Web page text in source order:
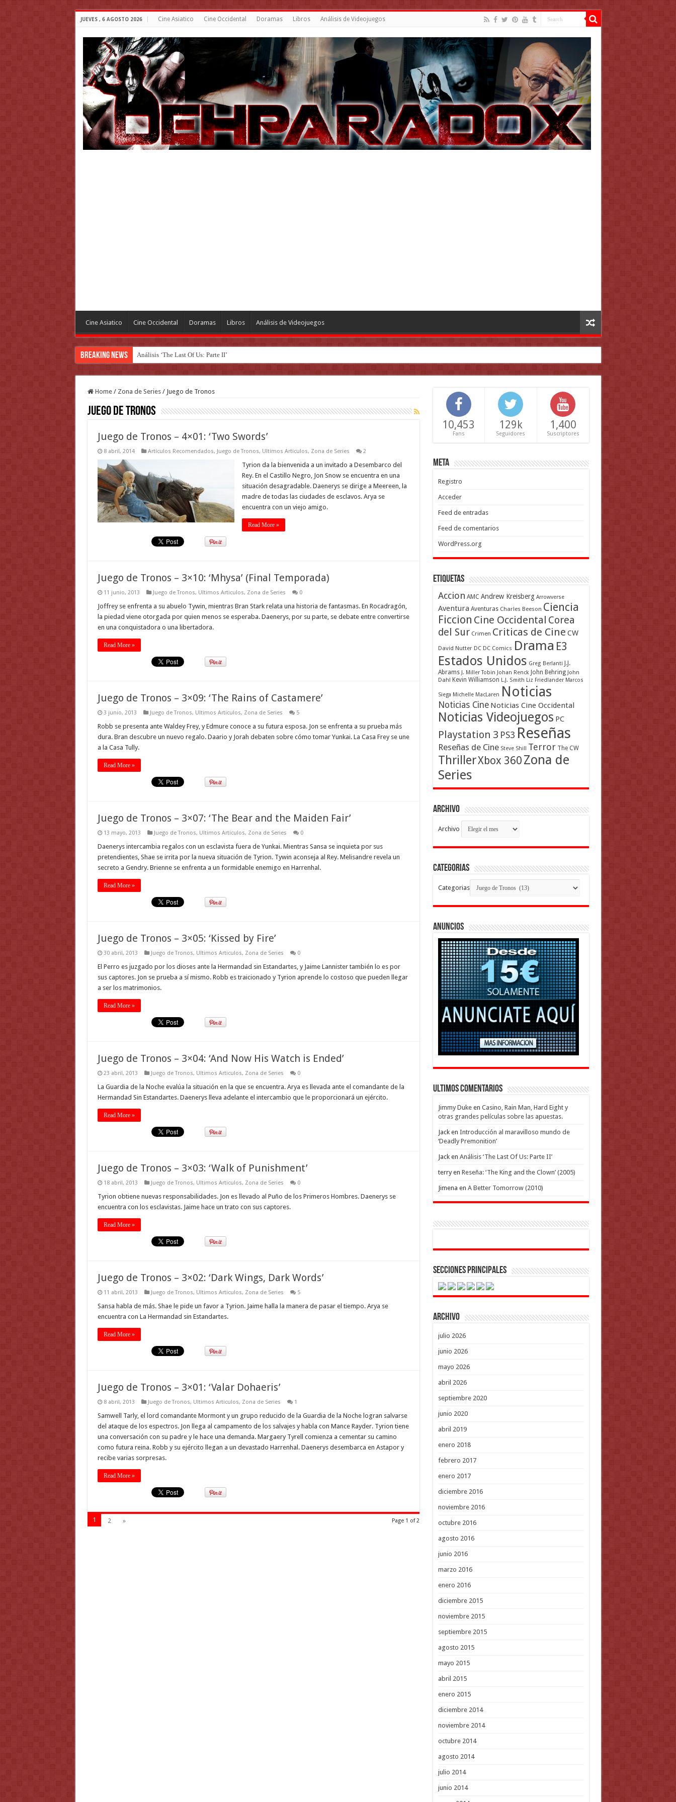
JUEVES , 6 AGOSTO 2026 Cine Asiatico Cine Occidental Doramas Libros Análisis de Videojuegos
Cine Asiatico Cine Occidental Doramas Libros Análisis de Videojuegos
Breaking News Análisis ‘The Last Of Us: Parte II’
Home / Zona de Series / Juego de Tronos
Juego de Tronos
Juego de Tronos – 4×01: ‘Two Swords’
8 abril, 2014 Artículos Recomendados, Juego de Tronos, Ultimos Articulos, Zona de Series 2
Tyrion da la bienvenida a un invitado a Desembarco del
Rey. En el Castillo Negro, Jon Snow se encuentra en una
situación desagradable. Daenerys se dirige a Meereen, la
madre de todas las ciudades de esclavos. Arya se
encuentra con un viejo amigo.
Read More »
Juego de Tronos – 3×10: ‘Mhysa’ (Final Temporada)
11 junio, 2013 Juego de Tronos, Ultimos Articulos, Zona de Series 0
Joffrey se enfrenta a su abuelo Tywin, mientras Bran Stark relata una historia de fantasmas. En Rocadragón,
la piedad viene otorgada por quien menos se esperaba. Daenerys, por su parte, se debate entre convertirse
en una conquistadora o una libertadora.
Read More »
Juego de Tronos – 3×09: ‘The Rains of Castamere’
3 junio, 2013 Juego de Tronos, Ultimos Articulos, Zona de Series 5
Robb se presenta ante Waldey Frey, y Edmure conoce a su futura esposa. Jon se enfrenta a su prueba más
dura. Bran descubre un nuevo regalo. Daario y Jorah debaten sobre cómo tomar Yunkai. La Casa Frey se une
a la Casa Tully.
Read More »
Juego de Tronos – 3×07: ‘The Bear and the Maiden Fair’
13 mayo, 2013 Juego de Tronos, Ultimos Articulos, Zona de Series 0
Daenerys intercambia regalos con un esclavista fuera de Yunkai. Mientras Sansa se inquieta por sus
pretendientes, Shae se irrita por la nueva situación de Tyrion. Tywin aconseja al Rey. Melisandre revela un
secreto a Gendry. Brienne se enfrenta a un formidable enemigo en Harrenhal.
Read More »
Juego de Tronos – 3×05: ‘Kissed by Fire’
30 abril, 2013 Juego de Tronos, Ultimos Articulos, Zona de Series 0
El Perro es juzgado por los dioses ante la Hermandad sin Estandartes, y Jaime Lannister también lo es por
sus captores. Jon se prueba a sí mismo. Robb es traicionado y Tyrion aprende lo costoso que pueden llegar
a ser los matrimonios.
Read More »
Juego de Tronos – 3×04: ‘And Now His Watch is Ended’
23 abril, 2013 Juego de Tronos, Ultimos Articulos, Zona de Series 0
La Guardia de la Noche evalúa la situación en la que se encuentra. Arya es llevada ante el comandante de la
Hermandad Sin Estandartes. Daenerys lleva adelante el intercambio que le proporcionará un ejército.
Read More »
Juego de Tronos – 3×03: ‘Walk of Punishment’
18 abril, 2013 Juego de Tronos, Ultimos Articulos, Zona de Series 0
Tyrion obtiene nuevas responsabilidades. Jon es llevado al Puño de los Primeros Hombres. Daenerys se
encuentra con los esclavistas. Jaime hace un trato con sus captores.
Read More »
Juego de Tronos – 3×02: ‘Dark Wings, Dark Words’
11 abril, 2013 Juego de Tronos, Ultimos Articulos, Zona de Series 5
Sansa habla de más. Shae le pide un favor a Tyrion. Jaime halla la manera de pasar el tiempo. Arya se
encuentra con La Hermandad sin Estandartes.
Read More »
Juego de Tronos – 3×01: ‘Valar Dohaeris’
8 abril, 2013 Juego de Tronos, Ultimos Articulos, Zona de Series 1
Samwell Tarly, el lord comandante Mormont y un grupo reducido de la Guardia de la Noche logran salvarse
del ataque de los espectros. Jon llega al campamento de los salvajes y habla con Mance Rayder. Tyrion tiene
una conversación con su padre y le hace una demanda. Margaery Tyrell comienza a cementar su camino
como futura reina. Robb y su ejército llegan a un devastado Harrenhal. Daenerys desembarca en Astapor y
recibe varias sorpresas.
Read More »
Page 1 of 2
1 2 »
10,453
Fans
129k
Seguidores
1,400
Suscriptores
Meta
Registro
Acceder
Feed de entradas
Feed de comentarios
WordPress.org
Etiquetas
Accion AMC Andrew Kreisberg Arrowverse
Aventura Aventuras Charles Beeson Ciencia
Ficcion Cine Occidental Corea
del Sur Crimen Criticas de Cine CW
David Nutter DC DC Comics Drama E3
Estados Unidos Greg Berlanti
J.J.
Abrams J. Miller Tobin Johan Renck John Behring John
Dahl Kevin Williamson L.J. Smith Liz Friedlander Marcos
Siega Michelle MacLaren Noticias
Noticias Cine Noticias Cine Occidental
Noticias Videojuegos PC
Playstation 3 PS3 Reseñas
Reseñas de Cine Steve Shill Terror The CW
ThrillerXbox 360 Zona de
Series
Archivo
Archivo
Categorias
Categorias
Anuncios
Ultimos Comentarios
Jimmy Dukeen Casino, Rain Man, Hard Eight y
otras grandes películas sobre las apuestas.
Jacken Introducción al maravilloso mundo de
‘Deadly Premonition’
Jacken Análisis ‘The Last Of Us: Parte II’
terryen Reseña: ‘The King and the Clown’ (2005)
Jimena en A Better Tomorrow (2010)
Secciones Principales
Archivo
julio 2026
junio 2026
mayo 2026
abril 2026
septiembre 2020
junio 2020
abril 2019
enero 2018
febrero 2017
enero 2017
diciembre 2016
noviembre 2016
octubre 2016
agosto 2016
junio 2016
marzo 2016
enero 2016
diciembre 2015
noviembre 2015
septiembre 2015
agosto 2015
mayo 2015
abril 2015
enero 2015
diciembre 2014
noviembre 2014
octubre 2014
agosto 2014
julio 2014
junio 2014